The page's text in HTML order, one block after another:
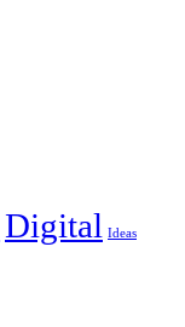
Digital Ideas